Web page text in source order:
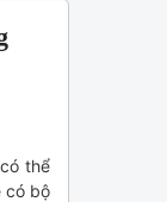
thể
có bộ